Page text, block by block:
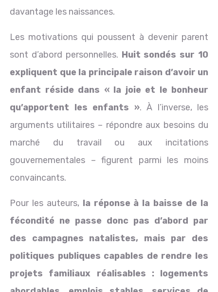
davantage les naissances.
Les motivations qui poussent à devenir parent
sont d’abord personnelles. Huit sondés sur 10
expliquent que la principale raison d’avoir un
enfant réside dans « la joie et le bonheur
qu’apportent les enfants ». À l’inverse, les
arguments utilitaires – répondre aux besoins du
marché du travail ou aux incitations
gouvernementales – figurent parmi les moins
convaincants.
Pour les auteurs, la réponse à la baisse de la
fécondité ne passe donc pas d’abord par
des campagnes natalistes, mais par des
politiques publiques capables de rendre les
projets familiaux réalisables : logements